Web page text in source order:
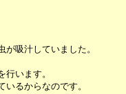
吸汁していました。
います。
るからなのです。